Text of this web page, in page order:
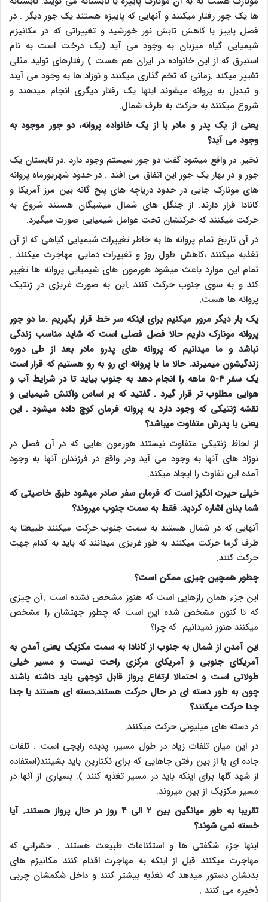
ها یک جور رفتار میکنند و آنهایی که پاییزه هستند یک جور دیگر . در
فصل پاییز با کاهش تابش نور خورشید و تغییراتی که در مکانیزم
شیمیایی گیاه میزبان به وجود می آید (یک درخت است به نام
استبرق که از این خانواده در ایران هم هست ) رفتارهای تولید مثلی
تغییر میکند .زمانی که تخم گذاری میکنند و نوزاد ها به وجود می آیند
و تبدیل به پروانه میشوند اینها یک رفتار دیگری انجام میدهند و
شروع میکنند به حرکت به طرف شمال.
یعنی از یک پدر و مادر یا از یک خانواده پروانه، دو جور موجود به
وجود می آید؟
نخیر. در واقع میشود گفت دو جور سیستم وجود دارد .در تابستان یک
جور و در بهار یک جور این اتفاق می افتد . در حدود شهریورماه پروانه
های مونارک جایی در حدود دریاچه های پنج گانه بین مرز آمریکا و
کانادا قرار دارند. از جنگل های شمال میشیگان هستند شروع به
حرکت میکنند که حرکتشان تحت عوامل شیمیایی صورت میگیرد.
در آن تاریخ تمام پروانه ها به خاطر تغییرات شیمیایی گیاهی که از آن
تغذیه میکنند ،کاهش طول روز و تغییرات دمایی مهاجرت میکنند .
تمام این موارد باعث میشود هورمون های شیمیایی پروانه ها تغییر
کند و به سوی جنوب حرکت کنند .این به صورت غریزی در ژنتیک
پروانه ها هست.
یک بار دیگر مرور میکنیم برای اینکه سر خط قرار بگیریم .ما دو جور
پروانه مونارک داریم حالا فصل فصلی است که شاید مناسب زندگی
نباشد و ما میدانیم که پروانه های پدرو مادر بعد از طی دوره
زندگیشون میمیرند. حالا ما با پروانه ای رو به رو هستیم که قرار است
یک سفر ۴-۵ ماهه را انجام دهد به جنوب بیاید تا در شرایط آب و
هوایی مطلوب تر قرار گیرد . گفتید که بر اساس واکنش شیمیایی و
نقشه ژنتیکی که وجود دارد به پروانه فرمان کوچ داده میشود . این
یعنی با پدرش متفاوت میباشد؟
از لحاظ ژنتیکی متفاوت نیستند هورمون هایی که در آن فصل در
نوزاد های آنها به وجود می آید ودر واقع در فرزندان آنها به وجود
آمده این تفاوت را ایجاد میکند.
خیلی حیرت انگیز است که فرمان سفر صادر میشود طبق خاصیتی که
شما بدان اشاره کردید. فقط به سمت جنوب میروند؟
آنهایی که در شمال هستند به سمت جنوب حرکت میکنند طبیعتا به
طرف گرما حرکت میکنند به طور غریزی میدانند که باید به کدام جهت
حرکت کنند.
چطور همچین چیزی ممکن است؟
این جزء همان رازهایی است که هنوز مشخص نشده است .آن چیزی
که تا کنون مشخص شده این است که چطور جهتشان را مشخص
میکنند هنوز نمیدانیم که چرا؟
این آمدن از شمال به جنوب از کانادا به سمت مکزیک یعنی آمدن به
آمریکای جنوبی و آمریکای مرکزی راحت نیست و مسیر خیلی
طولانی است و احتمالا ارتفاع پرواز قابل توجهی باید داشته باشند
چون به طور دسته ای در حال حرکت هستند.دسته ای هستند یا جدا
جدا حرکت میکنند؟
در دسته های میلیونی حرکت میکنند.
در این میان تلفات زیاد در طول مسیر، پدیده رایجی است . تلفات
جاده ای یا از بین رفتن جاهایی که برای نکتارین باید بشینند(استفاده
از شهد گلها برای اینکه باید در مسیر تغذیه کنند ). بسیاری از آنها در
مسیر مکزیک از بین میروند.
تقریبا به طور میانگین بین ۲ الی ۴ روز در حال پرواز هستند. آیا
خسته نمی شوند؟
اینها جزء شگفتی ها و استثناعات طبیعت هستند . حشراتی که
مهاجرت میکنند قبل از اینکه به مهاجرت اقدام کنند مکانیزم های
بدنشان دستور میدهد که تغذیه بیشتر کنند و داخل شکمشان چربی
ذخیره می کنند .